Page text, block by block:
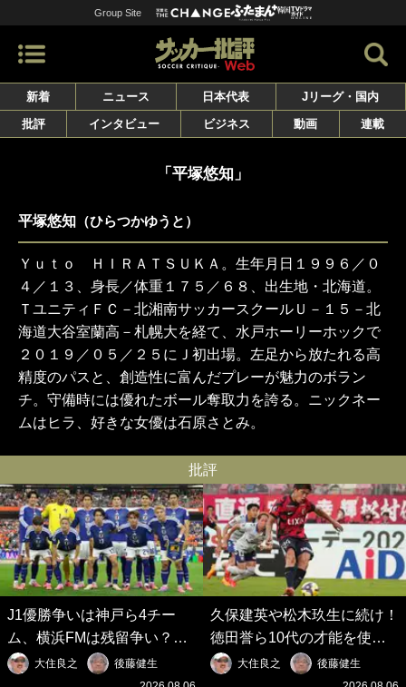
Group Site
新着 ニュース 日本代表
Jリーグ・国内
批評
インタビュー ビジネス 動画 連載
「平塚悠知」
平塚悠知 （ひらつかゆうと）
Ｙｕｔｏ ＨＩＲＡＴＳＵＫＡ。生年月日１９９６／０
４／１３、身長／体重１７５／６８、出生地・北海道。
ＴユニティＦＣ－北湘南サッカースクールＵ－１５－北
海道大谷室蘭高－札幌大を経て、水戸ホーリーホックで
２０１９／０５／２５にＪ初出場。左足から放たれる高
精度のパスと、創造性に富んだプレーが魅力のボラン
チ。守備時には優れたボール奪取力を誇る。ニックネー
ムはヒラ、好きな女優は石原さとみ。
批評
J1優勝争いは神戸ら4チー
ム、横浜FMは残留争い？大
混戦のJ2はRB大宮に注目！
歴代最強の日本代表をJリー
大住良之
後藤健生
久保建英や松木玖生に続け！
徳田誉ら10代の才能を使い
切れないJクラブの課題と、
｢0円欧州移籍｣撲滅への処方
大住良之
後藤健生